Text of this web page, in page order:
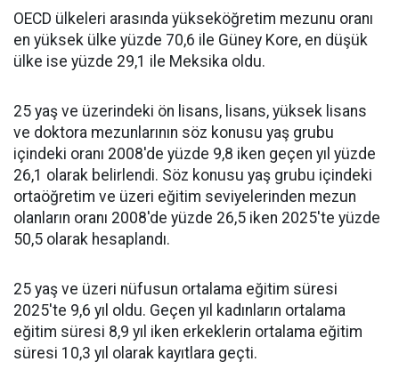
OECD ülkeleri arasında yükseköğretim mezunu oranı
en yüksek ülke yüzde 70,6 ile Güney Kore, en düşük
ülke ise yüzde 29,1 ile Meksika oldu.
25 yaş ve üzerindeki ön lisans, lisans, yüksek lisans
ve doktora mezunlarının söz konusu yaş grubu
içindeki oranı 2008'de yüzde 9,8 iken geçen yıl yüzde
26,1 olarak belirlendi. Söz konusu yaş grubu içindeki
ortaöğretim ve üzeri eğitim seviyelerinden mezun
olanların oranı 2008'de yüzde 26,5 iken 2025'te yüzde
50,5 olarak hesaplandı.
25 yaş ve üzeri nüfusun ortalama eğitim süresi
2025'te 9,6 yıl oldu. Geçen yıl kadınların ortalama
eğitim süresi 8,9 yıl iken erkeklerin ortalama eğitim
süresi 10,3 yıl olarak kayıtlara geçti.